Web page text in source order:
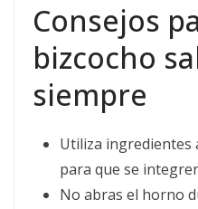
Consejos
bizcocho
siempre
Utiliza
para que se
No abras el horno